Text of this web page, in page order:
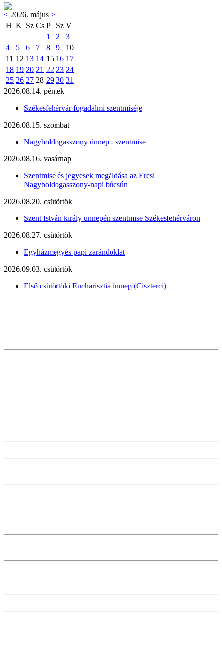
< 2026. május >
H K Sz Cs P Sz V
1
2
3
4
5 6 7 8 9
10
11 12 13 14 15 16 17
18 19 20 21 22 23 24
25 26 27 28 29 30 31
2026.08.14. péntek
Székesfehérvár fogadalmi szentmiséje
2026.08.15. szombat
Nagyboldogasszony ünnep - szentmise
2026.08.16. vasárnap
Szentmise és jegyesek megáldása az Ercsi
Nagyboldogasszony-napi búcsún
2026.08.20. csütörtök
Szent István király ünnepén szentmise Székesfehérváron
2026.08.27. csütörtök
Egyházmegyés papi zarándoklat
2026.09.03. csütörtök
Első csütörtöki Eucharisztia ünnep (Ciszterci)